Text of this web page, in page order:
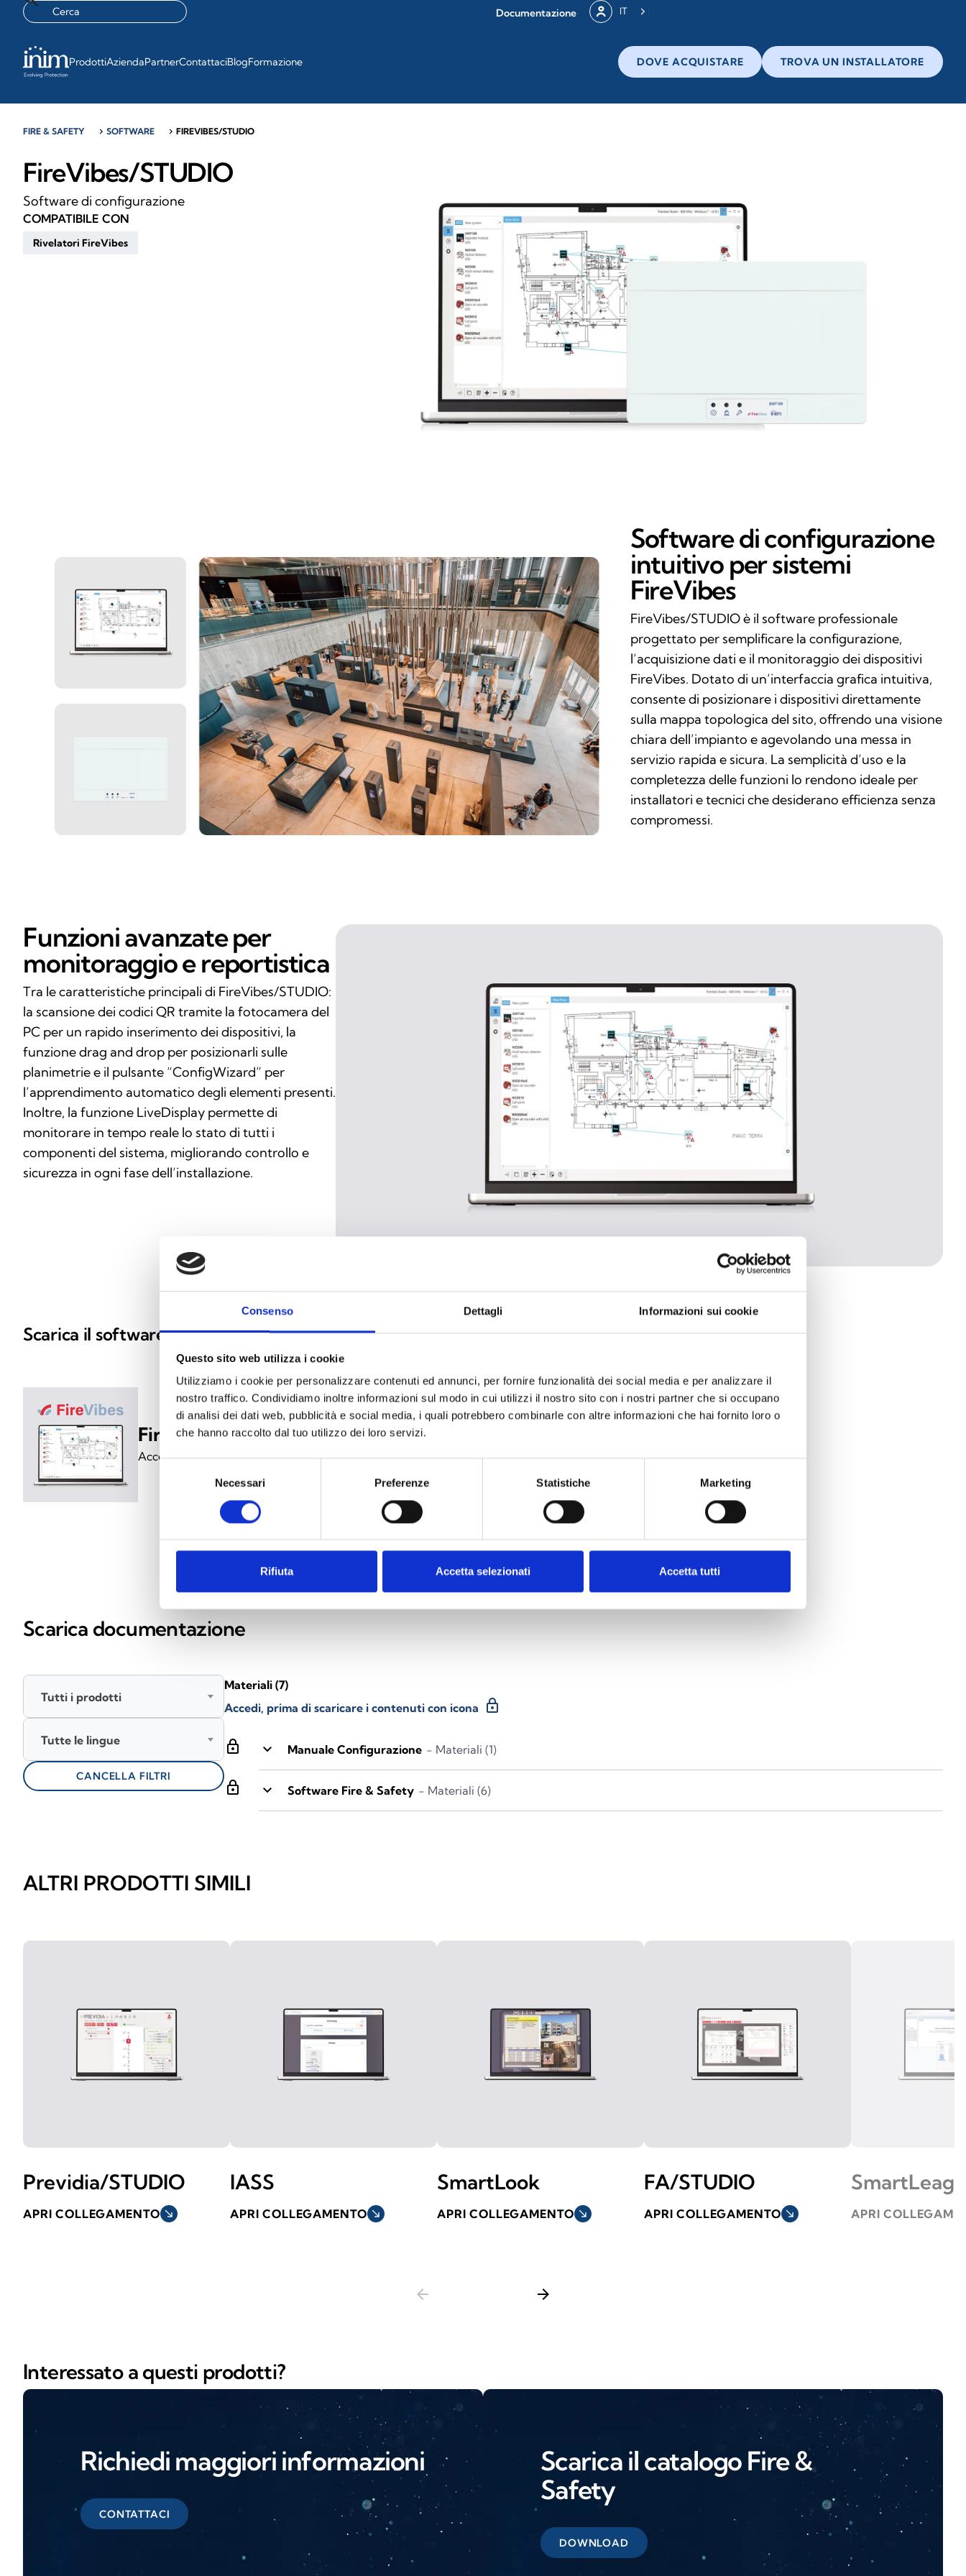
Consenso Dettagli Informazioni sui cookie
Questo sito web utilizza i cookie
Utilizziamo i cookie per personalizzare contenuti ed annunci, per fornire funzionalità dei social media e per analizzare il
nostro traffico. Condividiamo inoltre informazioni sul modo in cui utilizzi il nostro sito con i nostri partner che si occupano
di analisi dei dati web, pubblicità e social media, i quali potrebbero combinarle con altre informazioni che hai fornito loro o
che hanno raccolto dal tuo utilizzo dei loro servizi.
Necessari Preferenze Statistiche Marketing
Rifiuta Accetta selezionati Accetta tutti
Documentazione IT
ProdottiAziendaPartnerContattaciBlogFormazione DOVE ACQUISTARE TROVA UN INSTALLATORE
FIRE & SAFETY chevron_right SOFTWARE chevron_right FIREVIBES/STUDIO
FireVibes/STUDIO
Software di configurazione
COMPATIBILE CON
Rivelatori FireVibes
Software di configurazione
intuitivo per sistemi
FireVibes
FireVibes/STUDIO è il software professionale
progettato per semplificare la configurazione,
l’acquisizione dati e il monitoraggio dei dispositivi
FireVibes. Dotato di un’interfaccia grafica intuitiva,
consente di posizionare i dispositivi direttamente
sulla mappa topologica del sito, offrendo una visione
chiara dell’impianto e agevolando una messa in
servizio rapida e sicura. La semplicità d’uso e la
completezza delle funzioni lo rendono ideale per
installatori e tecnici che desiderano efficienza senza
compromessi.
Funzioni avanzate per
monitoraggio e reportistica
Tra le caratteristiche principali di FireVibes/STUDIO:
la scansione dei codici QR tramite la fotocamera del
PC per un rapido inserimento dei dispositivi, la
funzione drag and drop per posizionarli sulle
planimetrie e il pulsante “ConfigWizard” per
l’apprendimento automatico degli elementi presenti.
Inoltre, la funzione LiveDisplay permette di
monitorare in tempo reale lo stato di tutti i
componenti del sistema, migliorando controllo e
sicurezza in ogni fase dell’installazione.
Scarica il software
FireVibes/STUDIO
Accedi a MyInim e scarica il software nella sezione documenti
DOCUMENTAZIONE
Scarica documentazione
lock keyboard_arrow_down Manuale Configurazione - Materiali (1)
lock keyboard_arrow_down Software Fire & Safety - Materiali (6)
Materiali (7)
Accedi, prima di scaricare i contenuti con icona lock
Tutti i prodotti
Tutte le lingue
CANCELLA FILTRI
ALTRI PRODOTTI SIMILI
Previdia/STUDIO
APRI COLLEGAMENTO south_east
IASS
APRI COLLEGAMENTO south_east
SmartLook
APRI COLLEGAMENTO south_east
FA/STUDIO
APRI COLLEGAMENTO south_east APRI
arrow_back arrow_forward
Interessato a questi prodotti?
Richiedi maggiori informazioni
CONTATTACI
Scarica il catalogo Fire &
Safety
DOWNLOAD